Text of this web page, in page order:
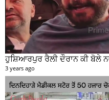
ਹੁਸ਼ਿਆਰਪੁਰ ਰੈਲੀ ਦੌਰਾਨ ਕੀ ਬੋਲੇ
3 years ago